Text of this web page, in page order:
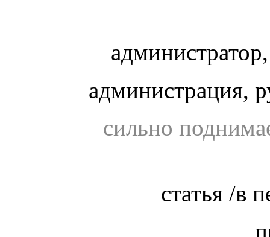
администрация,
сильно
статья /в